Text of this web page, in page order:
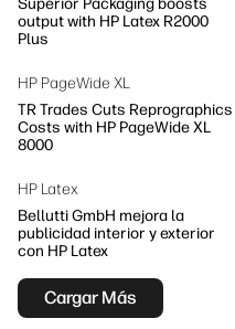
Superior Packaging boosts
output with HP Latex R2000
Plus
HP PageWide XL
TR Trades Cuts Reprographics
Costs with HP PageWide XL
8000
HP Latex
Bellutti GmbH mejora la
publicidad interior y exterior
con HP Latex
Cargar Más